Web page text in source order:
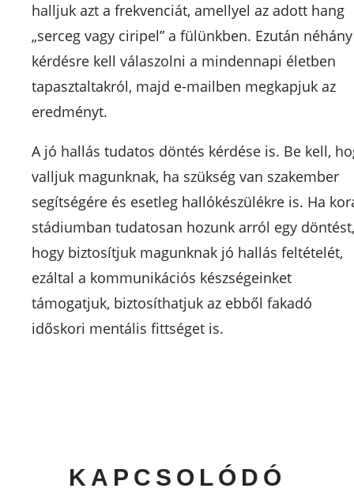
halljuk azt a frekvenciát, amellyel az adott hang
„serceg vagy ciripel” a fülünkben. Ezután néhány
kérdésre kell válaszolni a mindennapi életben
tapasztaltakról, majd e-mailben megkapjuk az
eredményt.
A jó hallás tudatos döntés kérdése is. Be kell,
valljuk magunknak, ha szükség van szakember
segítségére és esetleg hallókészülékre is. Ha
stádiumban tudatosan hozunk arról egy döntést,
hogy biztosítjuk magunknak jó hallás feltételét,
ezáltal a kommunikációs készségeinket
támogatjuk, biztosíthatjuk az ebből fakadó
időskori mentális fittséget is.
KAPCSOLÓDÓ